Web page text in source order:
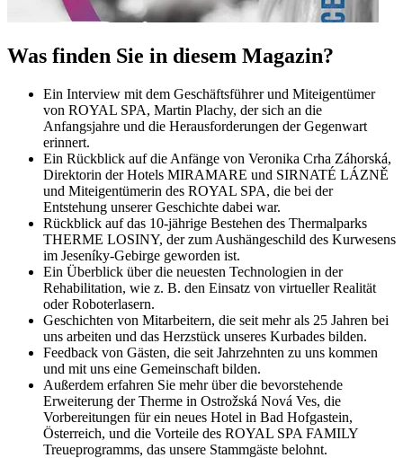
Was finden Sie in diesem Magazin?
Ein Interview mit dem Geschäftsführer und Miteigentümer
von ROYAL SPA, Martin Plachy, der sich an die
Anfangsjahre und die Herausforderungen der Gegenwart
erinnert.
Ein Rückblick auf die Anfänge von Veronika Crha Záhorská,
Direktorin der Hotels MIRAMARE und SIRNATÉ LÁZNĚ
und Miteigentümerin des ROYAL SPA, die bei der
Entstehung unserer Geschichte dabei war.
Rückblick auf das 10-jährige Bestehen des Thermalparks
THERME LOSINY, der zum Aushängeschild des Kurwesens
im Jeseníky-Gebirge geworden ist.
Ein Überblick über die neuesten Technologien in der
Rehabilitation, wie z. B. den Einsatz von virtueller Realität
oder Roboterlasern.
Geschichten von Mitarbeitern, die seit mehr als 25 Jahren bei
uns arbeiten und das Herzstück unseres Kurbades bilden.
Feedback von Gästen, die seit Jahrzehnten zu uns kommen
und mit uns eine Gemeinschaft bilden.
Außerdem erfahren Sie mehr über die bevorstehende
Erweiterung der Therme in Ostrožská Nová Ves, die
Vorbereitungen für ein neues Hotel in Bad Hofgastein,
Österreich, und die Vorteile des ROYAL SPA FAMILY
Treueprogramms, das unsere Stammgäste belohnt.